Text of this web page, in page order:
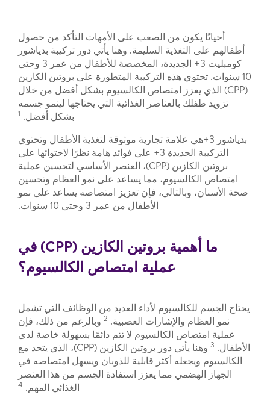
أحيانًا يكون من الصعب على الأمهات التأكد من حصول
أطفالهم على التغذية السليمة. وهنا يأتي دور تركيبة بدياشور
كومبليت 3+ الجديدة، المخصصة للأطفال من عمر 3 وحتى
10 سنوات. تحتوي هذه التركيبة المتطورة على بروتين الكازين
(CPP) الذي يعزز امتصاص الكالسيوم بشكل أفضل من خلال
تزويد طفلك بالعناصر الغذائية التي يحتاجها لينمو جسمه
بشكل أفضل. 1
بدياشور 3+هي علامة تجارية موثوقة لتغذية الأطفال وتحتوي
التركيبة الجديدة 3+ على فوائد هامة نظرًا لاحتوائها على
بروتين الكازين (CPP)، العنصر الأساسي لتحسين عملية
امتصاص الكالسيوم، مما يساعد على نمو العظام وتحسين
صحة الأسنان، وبالتالي، فإن تعزيز امتصاصه يساعد على نمو
الأطفال من عمر 3 وحتى 10 سنوات.
ما أهمية بروتين الكازين (CPP) في
عملية امتصاص الكالسيوم؟
يحتاج الجسم للكالسيوم لأداء العديد من الوظائف التي تشمل
نمو العظام والإشارات العصبية. 2 وبالرغم من ذلك، فإن
عملية امتصاص الكالسيوم لا تتم دائمًا بسهولة خاصة لدى
الأطفال. 3
وهنا يأتي دور بروتين الكازين (CPP)، الذي يتحد مع
الكالسيوم ويجعله أكثر قابلية للذوبان ويسهل امتصاصه في
الجهاز الهضمي مما يعزز استفادة الجسم من هذا العنصر
الغذائي المهم. 4